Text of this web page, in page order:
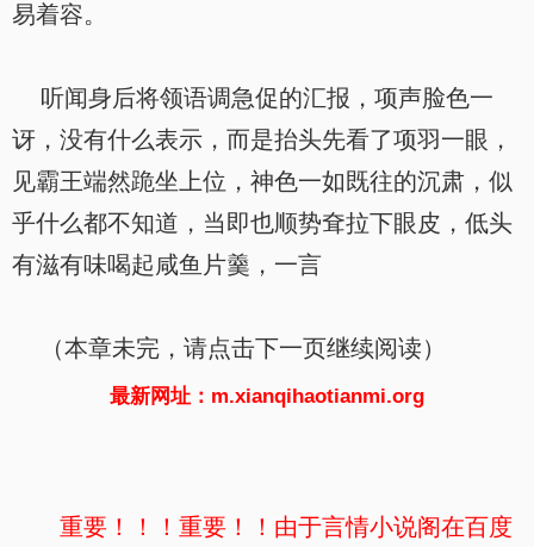
易着容。
听闻身后将领语调急促的汇报，项声脸色一
讶，没有什么表示，而是抬头先看了项羽一眼，
见霸王端然跪坐上位，神色一如既往的沉肃，似
乎什么都不知道，当即也顺势耷拉下眼皮，低头
有滋有味喝起咸鱼片羹，一言
（本章未完，请点击下一页继续阅读）
最新网址：m.xianqihaotianmi.org
重要！！！重要！！由于言情小说阁在百度